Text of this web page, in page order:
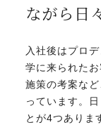
ながら日
入社後はプロ
学に来られた
施策の考案な
っています。
とが4つありま